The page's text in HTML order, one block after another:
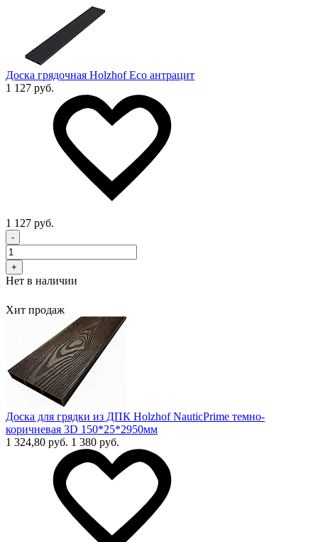
Доска грядочная Holzhof Eco антрацит
1 127 руб.
1 127 руб.
-
+
Нет в наличии
Хит продаж
Доска для грядки из ДПК Holzhof NauticPrime темно-
коричневая 3D 150*25*2950мм
1 324,80 руб. 1 380 руб.